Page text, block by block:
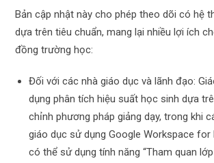
Bản cập nhật này cho phép theo dõi có hệ
dựa trên tiêu chuẩn, mang lại nhiều lợi ích
đồng trường học:
Đối với các nhà giáo dục và lãnh đạo:
dụng phân tích hiệu suất học sinh dựa
chỉnh phương pháp giảng dạy, trong khi
giáo dục sử dụng Google Workspace for
có thể sử dụng tính năng “Tham quan